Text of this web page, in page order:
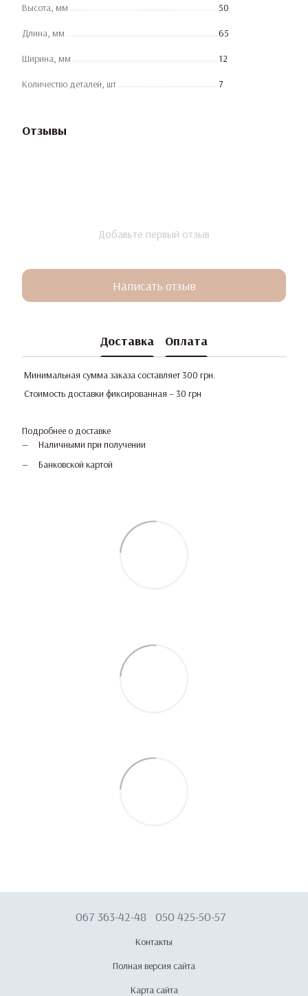
Высота, мм 50
Длина, мм 65
Ширина, мм 12
Количество деталей, шт 7
Отзывы
Добавьте первый отзыв
Написать отзыв
Доставка Оплата
Минимальная сумма заказа составляет 300 грн.
Стоимость доставки фиксированная – 30 грн
Подробнее о доставке
Наличными при получении
Банковской картой
067 363-42-48 050 425-50-57
Контакты
Полная версия сайта
Карта сайта